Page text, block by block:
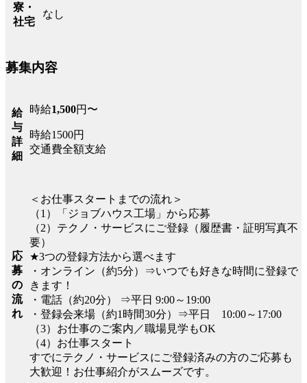
寮・
社宅
なし
募集内容
給
与
詳
細
時給1,500円〜
時給1500円
交通費全額支給
応
募
の
流
れ
＜お仕事スタートまでの流れ＞
（1）「ジョブハウス工場」から応募
（2）テクノ・サービスにご登録（履歴書・証明写真不
要）
★3つの登録方法から選べます
・オンライン（約5分）⇒いつでも好きな時間に登録で
きます！
・電話（約20分） ⇒平日 9:00～19:00
・登録会来場（約1時間30分）⇒平日 10:00～17:00
（3）お仕事のご案内／職場見学もOK
（4）お仕事スタート
すでにテクノ・サービスにご登録済みの方のご応募も
大歓迎！お仕事紹介がスムーズです。